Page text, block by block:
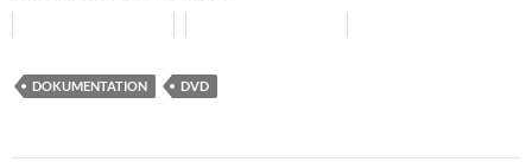
DOKUMENTATION DVD